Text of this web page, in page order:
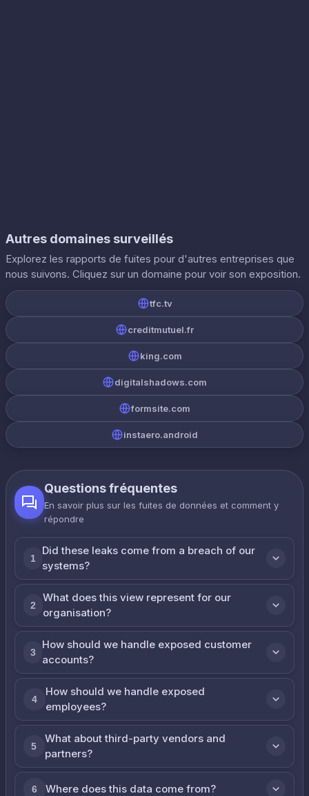
Autres domaines surveillés
Explorez les rapports de fuites pour d'autres entreprises que
nous suivons. Cliquez sur un domaine pour voir son exposition.
tfc.tv
creditmutuel.fr
king.com
digitalshadows.com
formsite.com
instaero.android
Questions fréquentes
En savoir plus sur les fuites de données et comment y
répondre
1
Did these leaks come from a breach of our
systems?
2
What does this view represent for our
organisation?
3
How should we handle exposed customer
accounts?
4
How should we handle exposed
employees?
5
What about third-party vendors and
partners?
6 Where does this data come from?